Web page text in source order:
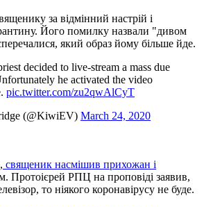
за відмінний настрій і
Його помилку назвали "дивом
який образ йому більше йде.
decided to live-stream a mass due
he activated the video
pic.twitter.com/zu2qwAlCyT
(@KiwiEV) March 24, 2020
священик насмішив прихожан і
Протоієрей РПЦ на проповіді заявив,
то ніякого коронавірусу не буде.